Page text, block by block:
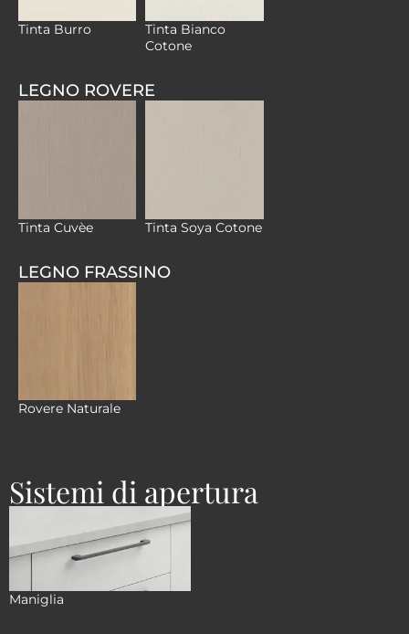
Tinta Burro
Tinta Bianco
Cotone
LEGNO ROVERE
Tinta Cuvèe Tinta Soya Cotone
LEGNO FRASSINO
Rovere Naturale
Sistemi di apertura
Maniglia